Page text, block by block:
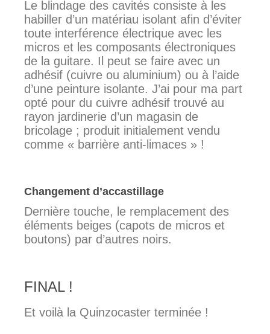
Le blindage des cavités consiste à les
habiller d’un matériau isolant afin d’éviter
toute interférence électrique avec les
micros et les composants électroniques
de la guitare. Il peut se faire avec un
adhésif (cuivre ou aluminium) ou à l’aide
d’une peinture isolante. J’ai pour ma part
opté pour du cuivre adhésif trouvé au
rayon jardinerie d’un magasin de
bricolage ; produit initialement vendu
comme « barrière anti-limaces » !
Changement d’accastillage
Dernière touche, le remplacement des
éléments beiges (capots de micros et
boutons) par d’autres noirs.
FINAL !
Et voilà la Quinzocaster terminée !